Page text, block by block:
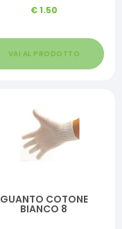
€1.50
VAI AL PRODOTTO
GUANTO COTONE
BIANCO 8